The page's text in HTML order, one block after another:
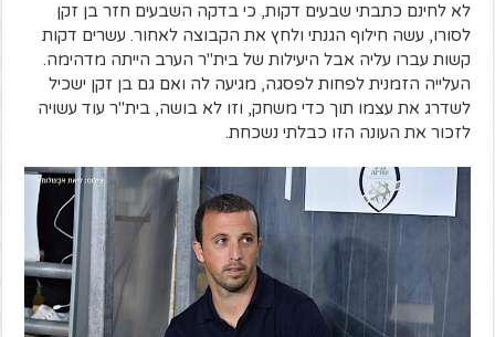
לא לחינם כתבתי שבעים דקות, כי בדקה השבעים חזר בן זקן
לסורו, עשה חילוף הגנתי ולחץ את הקבוצה לאחור. עשרים דקות
קשות עברו עליה אבל היעילות של בית"ר הערב הייתה מדהימה.
העלייה הזמנית לפחות לפסגה, מגיעה לה ואם גם בן זקן ישכיל
לשדרג את עצמו תוך כדי משחק, וזו לא בושה, בית"ר עוד עשויה
לזכור את העונה הזו כבלתי נשכחת.